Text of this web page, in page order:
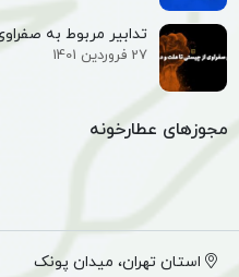
تدابیر مربوط به
27 فروردین 1401
مجوزهای عطارخونه
استان تهران، میدان پونک